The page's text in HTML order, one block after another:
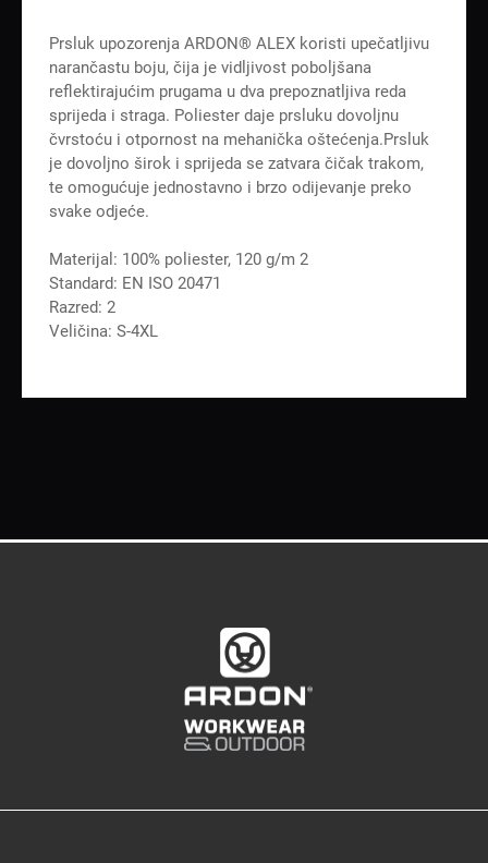
Prsluk upozorenja ARDON® ALEX koristi upečatljivu
narančastu boju, čija je vidljivost poboljšana
reflektirajućim prugama u dva prepoznatljiva reda
sprijeda i straga. Poliester daje prsluku dovoljnu
čvrstoću i otpornost na mehanička oštećenja.Prsluk
je dovoljno širok i sprijeda se zatvara čičak trakom,
te omogućuje jednostavno i brzo odijevanje preko
svake odjeće.
Materijal: 100% poliester, 120 g/m 2
Standard: EN ISO 20471
Razred: 2
Veličina: S-4XL